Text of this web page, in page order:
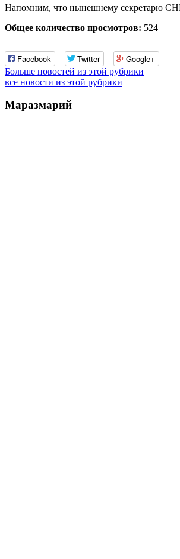
Напомним, что нынешнему секретарю
Общее количество просмотров: 524
Facebook Twitter Google+
Больше новостей из этой рубрики
все новости из этой рубрики
Маразмарий